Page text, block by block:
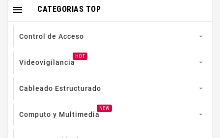
CATEGORIAS TOP

Control de Acceso 
Videovigilancia
HOT

Cableado Estructurado 
Computo y Multimedia
NEW
